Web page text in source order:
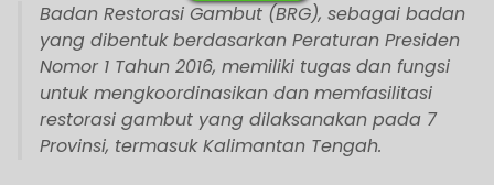
Badan Restorasi Gambut (BRG), sebagai badan
yang dibentuk berdasarkan Peraturan Presiden
Nomor 1 Tahun 2016, memiliki tugas dan fungsi
untuk mengkoordinasikan dan memfasilitasi
restorasi gambut yang dilaksanakan pada 7
Provinsi, termasuk Kalimantan Tengah.